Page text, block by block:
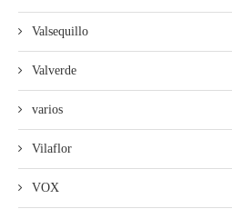
Valsequillo
Valverde
varios
Vilaflor
VOX